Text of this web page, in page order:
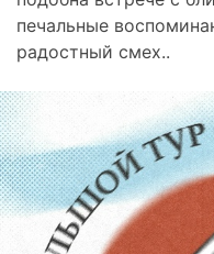
печальные
радостный смех..